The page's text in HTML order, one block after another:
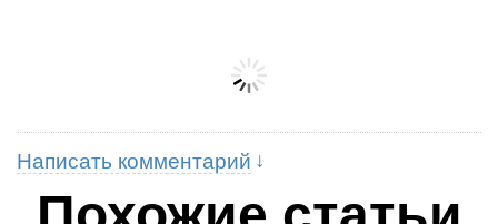
Написать комментарий